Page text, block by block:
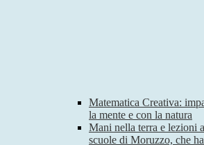
Matematica Creativa:
la mente e con la natura
Mani nella terra e lezioni
scuole di Moruzzo, che